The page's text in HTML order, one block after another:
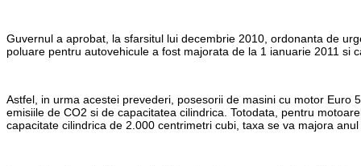
Guvernul a aprobat, la sfarsitul lui decembrie 2010, ordonanta de
poluare pentru autovehicule a fost majorata de la 1 ianuarie 2011 si
Astfel, in urma acestei prevederi, posesorii de masini cu motor
emisiile de CO2 si de capacitatea cilindrica. Totodata, pentru
capacitate cilindrica de 2.000 centrimetri cubi, taxa se va majora